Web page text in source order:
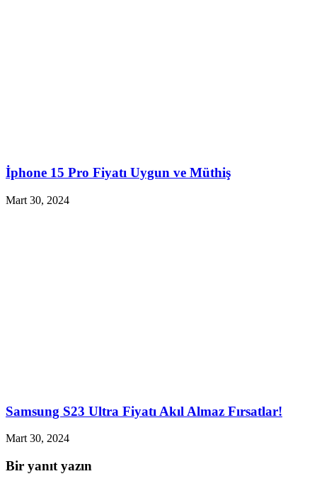
İphone 15 Pro Fiyatı Uygun ve Müthiş
Mart 30, 2024
Samsung S23 Ultra Fiyatı Akıl Almaz Fırsatlar!
Mart 30, 2024
Bir yanıt yazın